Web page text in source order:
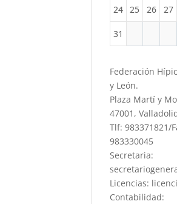
24 25 26 27
31
Federación
y León.
Plaza Martí y
47001,
Tlf: 983371821/
983330045
Secretaria:
Licencias:
Contabilidad: